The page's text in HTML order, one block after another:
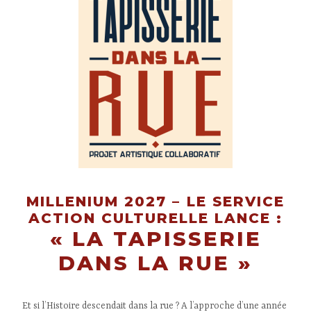
MILLENIUM 2027 – LE SERVICE
ACTION CULTURELLE LANCE :
« LA TAPISSERIE
DANS LA RUE »
Et si l’Histoire descendait dans la rue ? A l’approche d’une année